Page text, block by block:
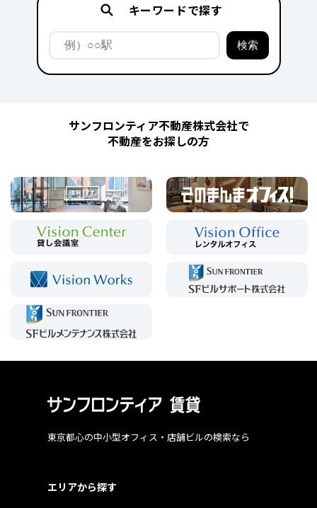
キーワードで探す
サンフロンティア不動産株式会社で
不動産をお探しの方
東京都心の中小型オフィス・店舗ビルの検索なら
エリアから探す